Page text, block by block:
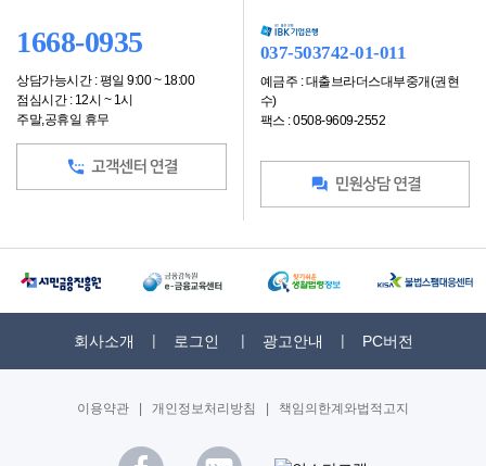
1668-0935
상담가능시간 : 평일 9:00 ~ 18:00
점심시간 : 12시 ~ 1시
주말,공휴일 휴무
037-503742-01-011
예금주 : 대출브라더스대부중개(권현
수)
팩스 : 0508-9609-2552
회사소개 로그인 광고안내 PC버전
이용약관 개인정보처리방침 책임의한계와법적고지